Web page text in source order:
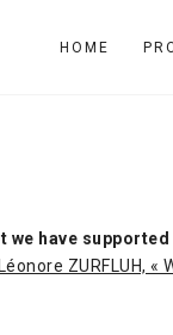
HOME
we have supported
ZURFLUH, «